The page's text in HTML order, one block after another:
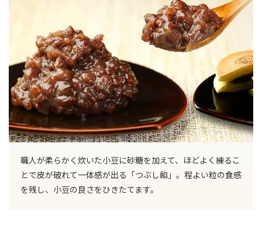
職人が柔らかく炊いた小豆に砂糖を加えて、ほどよく練るこ
とで皮が破れて一体感が出る「つぶし餡」。程よい粒の食感
を残し、小豆の良さをひきたてます。